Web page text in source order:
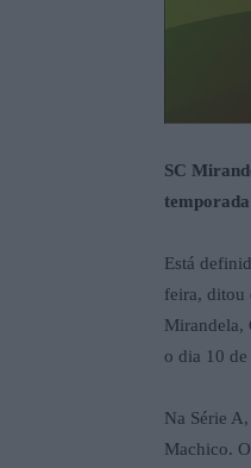
SC
temporada
Está
feira, ditou
Mirandela,
o dia 10 de
Na Série
Machico.